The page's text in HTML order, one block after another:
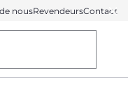
nousRevendeursContact